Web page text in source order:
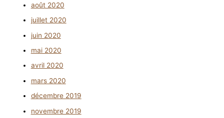
août 2020
juillet 2020
juin 2020
mai 2020
avril 2020
mars 2020
décembre 2019
novembre 2019